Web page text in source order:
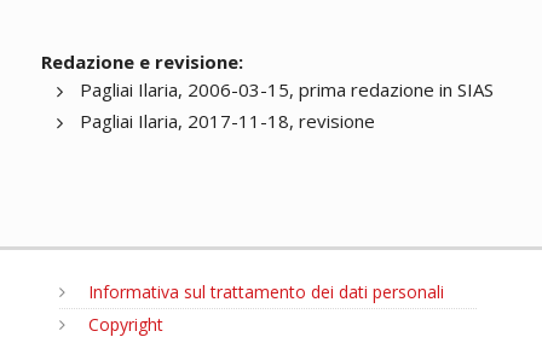
Redazione e revisione:
Pagliai Ilaria, 2006-03-15, prima redazione in SIAS
Pagliai Ilaria, 2017-11-18, revisione
Informativa sul trattamento dei dati personali
Copyright